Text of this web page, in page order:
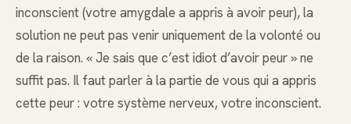
inconscient (votre amygdale a appris à avoir peur), la
solution ne peut pas venir uniquement de la volonté ou
de la raison. « Je sais que c’est idiot d’avoir peur » ne
suffit pas. Il faut parler à la partie de vous qui a appris
cette peur : votre système nerveux, votre inconscient.